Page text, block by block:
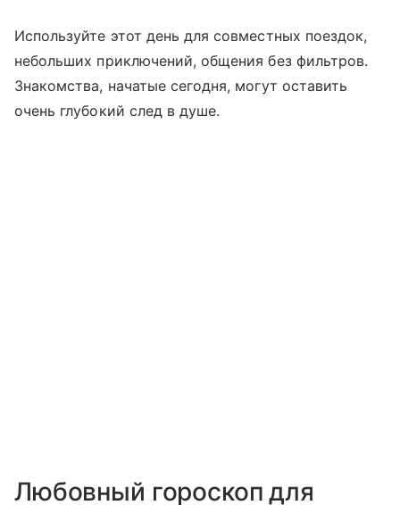
Используйте этот день для совместных поездок,
небольших приключений, общения без фильтров.
Знакомства, начатые сегодня, могут оставить
очень глубокий след в душе.
Любовный гороскоп для